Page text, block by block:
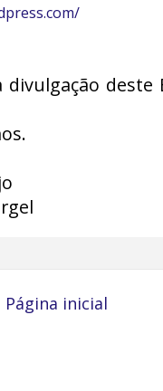
divulgação
Página inicial